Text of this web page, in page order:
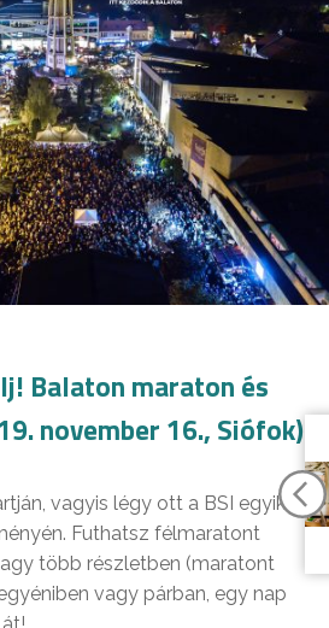
Balaton maraton és
november 16., Siófok)
vagyis légy ott a BSI egyik
Futhatsz félmaratont
több részletben (maratont
vagy párban, egy nap